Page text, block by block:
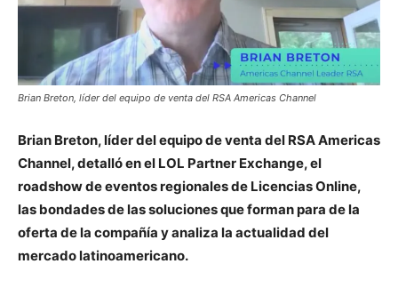
Brian Breton, líder del equipo de venta del RSA Americas Channel
Brian Breton, líder del equipo de venta del RSA Americas
Channel, detalló en el LOL Partner Exchange, el
roadshow de eventos regionales de Licencias Online,
las bondades de las soluciones que forman para de la
oferta de la compañía y analiza la actualidad del
mercado latinoamericano.